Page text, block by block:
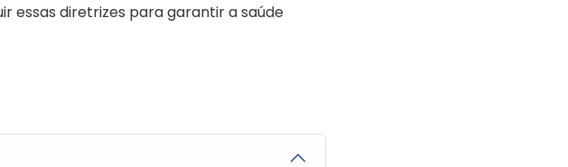
essas diretrizes para garantir a saúde